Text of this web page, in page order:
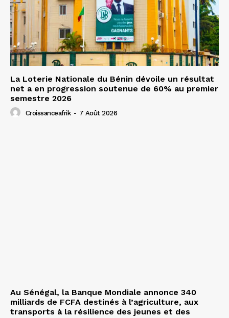
La Loterie Nationale du Bénin dévoile un résultat
net a en progression soutenue de 60% au premier
semestre 2026
Croissanceafrik - 7 Août 2026
Au Sénégal, la Banque Mondiale annonce 340
milliards de FCFA destinés à l’agriculture, aux
transports à la résilience des jeunes et des